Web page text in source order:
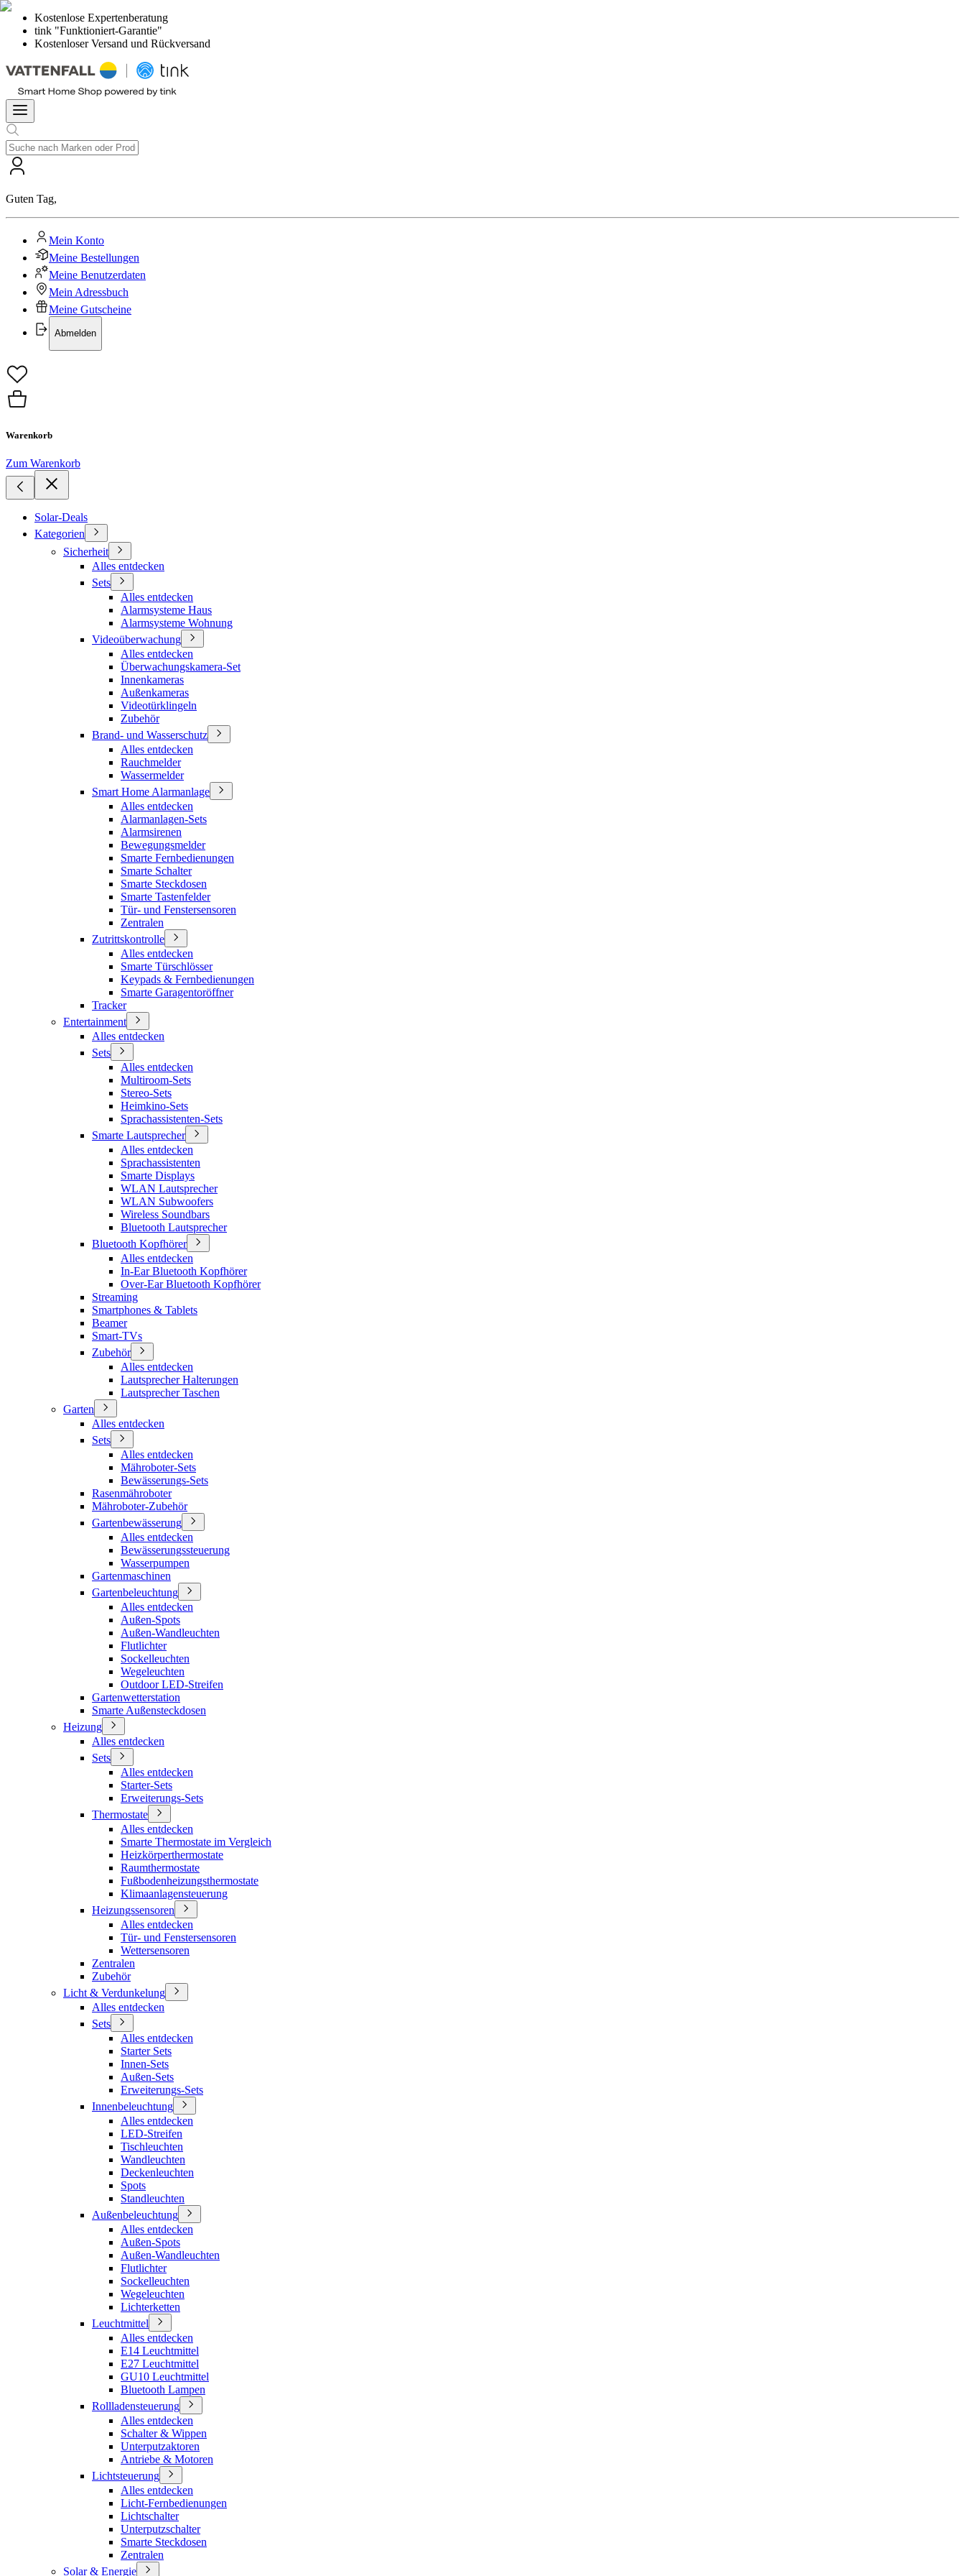
Kostenlose Expertenberatung
tink "Funktioniert-Garantie"
Kostenloser Versand und Rückversand
Guten Tag,
Mein Konto
Meine Bestellungen
Meine Benutzerdaten
Mein Adressbuch
Meine Gutscheine
Abmelden
Warenkorb
Zum Warenkorb
Solar-Deals
Kategorien
Sicherheit
Alles entdecken
Sets
Alles entdecken
Alarmsysteme Haus
Alarmsysteme Wohnung
Videoüberwachung
Alles entdecken
Überwachungskamera-Set
Innenkameras
Außenkameras
Videotürklingeln
Zubehör
Brand- und Wasserschutz
Alles entdecken
Rauchmelder
Wassermelder
Smart Home Alarmanlage
Alles entdecken
Alarmanlagen-Sets
Alarmsirenen
Bewegungsmelder
Smarte Fernbedienungen
Smarte Schalter
Smarte Steckdosen
Smarte Tastenfelder
Tür- und Fenstersensoren
Zentralen
Zutrittskontrolle
Alles entdecken
Smarte Türschlösser
Keypads & Fernbedienungen
Smarte Garagentoröffner
Tracker
Entertainment
Alles entdecken
Sets
Alles entdecken
Multiroom-Sets
Stereo-Sets
Heimkino-Sets
Sprachassistenten-Sets
Smarte Lautsprecher
Alles entdecken
Sprachassistenten
Smarte Displays
WLAN Lautsprecher
WLAN Subwoofers
Wireless Soundbars
Bluetooth Lautsprecher
Bluetooth Kopfhörer
Alles entdecken
In-Ear Bluetooth Kopfhörer
Over-Ear Bluetooth Kopfhörer
Streaming
Smartphones & Tablets
Beamer
Smart-TVs
Zubehör
Alles entdecken
Lautsprecher Halterungen
Lautsprecher Taschen
Garten
Alles entdecken
Sets
Alles entdecken
Mähroboter-Sets
Bewässerungs-Sets
Rasenmähroboter
Mähroboter-Zubehör
Gartenbewässerung
Alles entdecken
Bewässerungssteuerung
Wasserpumpen
Gartenmaschinen
Gartenbeleuchtung
Alles entdecken
Außen-Spots
Außen-Wandleuchten
Flutlichter
Sockelleuchten
Wegeleuchten
Outdoor LED-Streifen
Gartenwetterstation
Smarte Außensteckdosen
Heizung
Alles entdecken
Sets
Alles entdecken
Starter-Sets
Erweiterungs-Sets
Thermostate
Alles entdecken
Smarte Thermostate im Vergleich
Heizkörperthermostate
Raumthermostate
Fußbodenheizungsthermostate
Klimaanlagensteuerung
Heizungssensoren
Alles entdecken
Tür- und Fenstersensoren
Wettersensoren
Zentralen
Zubehör
Licht & Verdunkelung
Alles entdecken
Sets
Alles entdecken
Starter Sets
Innen-Sets
Außen-Sets
Erweiterungs-Sets
Innenbeleuchtung
Alles entdecken
LED-Streifen
Tischleuchten
Wandleuchten
Deckenleuchten
Spots
Standleuchten
Außenbeleuchtung
Alles entdecken
Außen-Spots
Außen-Wandleuchten
Flutlichter
Sockelleuchten
Wegeleuchten
Lichterketten
Leuchtmittel
Alles entdecken
E14 Leuchtmittel
E27 Leuchtmittel
GU10 Leuchtmittel
Bluetooth Lampen
Rollladensteuerung
Alles entdecken
Schalter & Wippen
Unterputzaktoren
Antriebe & Motoren
Lichtsteuerung
Alles entdecken
Licht-Fernbedienungen
Lichtschalter
Unterputzschalter
Smarte Steckdosen
Zentralen
Solar & Energie